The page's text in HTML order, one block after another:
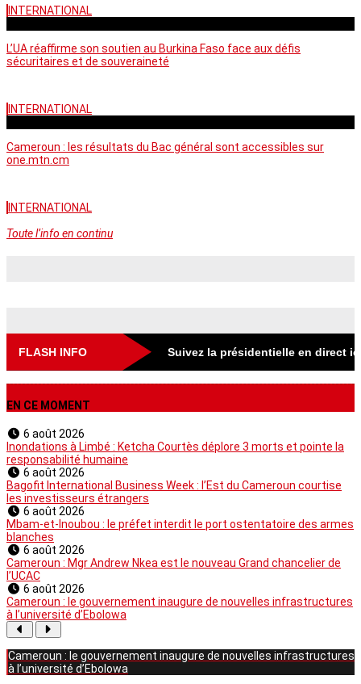
INTERNATIONAL
L’UA réaffirme son soutien au Burkina Faso face aux défis
sécuritaires et de souveraineté
INTERNATIONAL
Cameroun : les résultats du Bac général sont accessibles sur
one.mtn.cm
INTERNATIONAL
Toute l’info en continu
FLASH INFO Suivez la présidentielle en direct
EN CE MOMENT
6 août 2026
Inondations à Limbé : Ketcha Courtès déplore 3 morts et pointe la
responsabilité humaine
6 août 2026
Bagofit International Business Week : l’Est du Cameroun courtise
les investisseurs étrangers
6 août 2026
Mbam-et-Inoubou : le préfet interdit le port ostentatoire des armes
blanches
6 août 2026
Cameroun : Mgr Andrew Nkea est le nouveau Grand chancelier de
l’UCAC
6 août 2026
Cameroun : le gouvernement inaugure de nouvelles infrastructures
à l’université d’Ebolowa
Cameroun : le gouvernement inaugure de nouvelles infrastructures
à l’université d’Ebolowa